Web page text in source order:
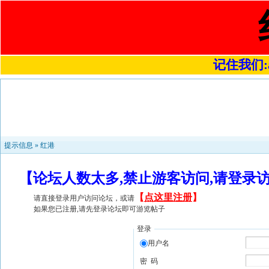
记住我们
提示信息 » 红港
【论坛人数太多,禁止游客访问,请登
请直接登录用户访问论坛，或请 【 点这里注册】
如果您已注册,请先登录论坛即可游览帖子
登录
用户名
密 码